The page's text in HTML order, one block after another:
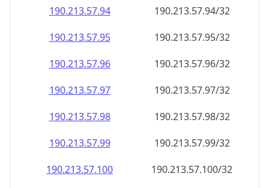
190.213.57.94
190.213.57.94/32
190.213.57.95
190.213.57.95/32
190.213.57.96
190.213.57.96/32
190.213.57.97
190.213.57.97/32
190.213.57.98
190.213.57.98/32
190.213.57.99
190.213.57.99/32
190.213.57.100
190.213.57.100/32